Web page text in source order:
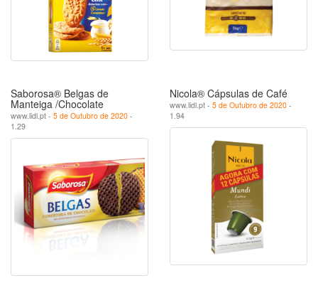
Saborosa® Belgas de
Manteiga /Chocolate
www.lidl.pt - 5 de Outubro de 2020 -
1.29
Nicola® Cápsulas de Café
www.lidl.pt - 5 de Outubro de 2020 -
1.94